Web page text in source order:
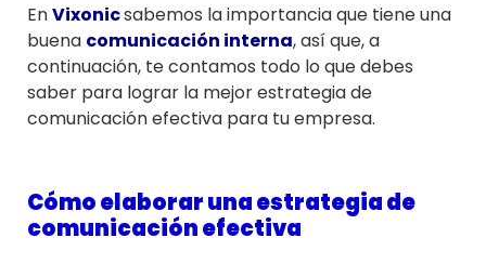
EnVixonicsabemos la importancia que tiene una
buena comunicación interna, así que, a
continuación, te contamos todo lo que debes
saber para lograr la mejor estrategia de
comunicación efectiva para tu empresa.
Cómo elaborar una estrategia de
comunicación efectiva